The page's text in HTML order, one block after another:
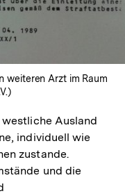
weiteren Arzt im Raum
Ausland
individuell wie
zustande.
und die